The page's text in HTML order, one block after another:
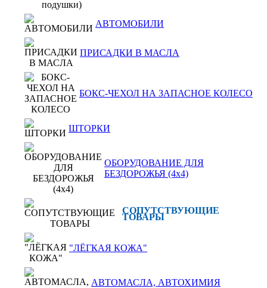
АВТОМОБИЛИ
ПРИСАДКИ В МАСЛА
БОКС-ЧЕХОЛ НА ЗАПАСНОЕ КОЛЕСО
ШТОРКИ
ОБОРУДОВАНИЕ ДЛЯ
БЕЗДОРОЖЬЯ (4x4)
СОПУТСТВУЮЩИЕ
ТОВАРЫ
"ЛЁГКАЯ КОЖА"
АВТОМАСЛА, АВТОХИМИЯ